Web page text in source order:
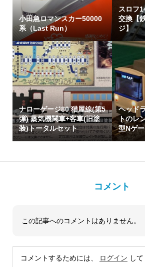
小田急ロマンスカー50000
系（Last Run）
スロフ
交換【
ジ】
ナローゲージ80 猫屋線(第5
弾) 蒸気機関車+客車(旧塗
装)トータルセット
ヘッド
トのレ
型Nゲー
コメント
この記事へのコメントはありません。
コメントするためには、 ログイン して